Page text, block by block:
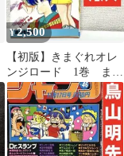
¥2,500
【初版】きまぐれオレ
ンジロード 1巻 まつ
もと泉 週刊少年ジャ
ンプ 少年漫画